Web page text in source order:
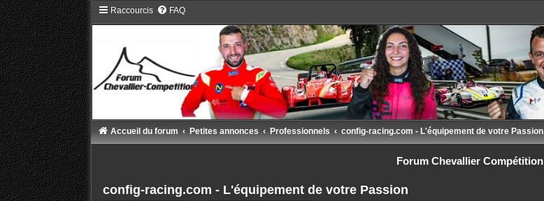
Raccourcis FAQ
Accueil du forum Petites annonces Professionnels config-racing.com - L'équipement de votre Passion
Forum Chevallier Compétition
config-racing.com - L'équipement de votre Passion